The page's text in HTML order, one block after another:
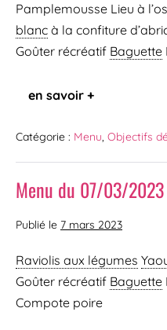
Pamplemousse Lieu à
blanc à la confiture
Goûter récréatif Baguette
en savoir +
Catégorie : Menu, Objectifs
Menu du 07/03/2023
Publié le 7 mars 2023
Raviolis aux légumes
Goûter récréatif Baguette
Compote poire